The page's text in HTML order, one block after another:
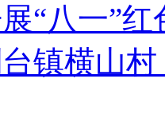
“八一”
镇横山村